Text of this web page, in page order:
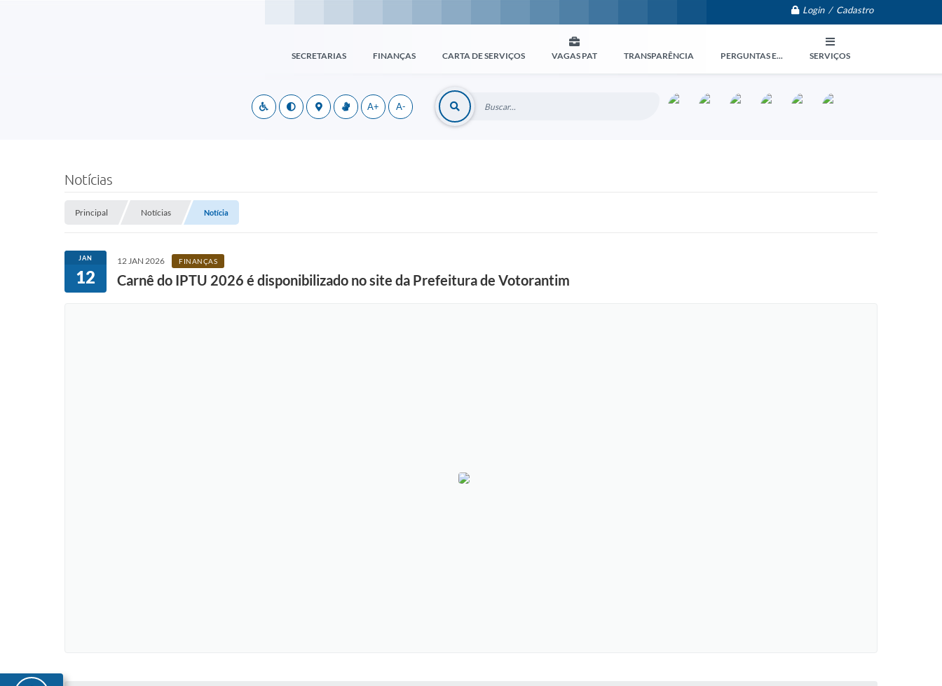
Login / Cadastro
SECRETARIAS FINANÇAS CARTA DE SERVIÇOS VAGAS PAT TRANSPARÊNCIA PERGUNTAS E... SERVIÇOS
A+ A-
Notícias
Principal Notícias Notícia
JAN
12
12 JAN 2026 FINANÇAS
Carnê do IPTU 2026 é disponibilizado no site da Prefeitura de Votorantim